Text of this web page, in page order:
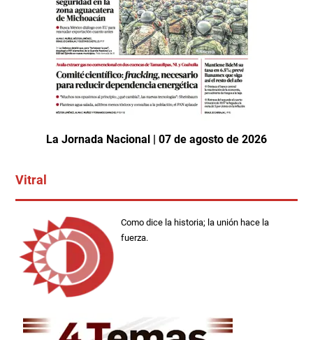
La Jornada Nacional | 07 de agosto de 2026
Vitral
Como dice la historia; la unión hace la
fuerza.